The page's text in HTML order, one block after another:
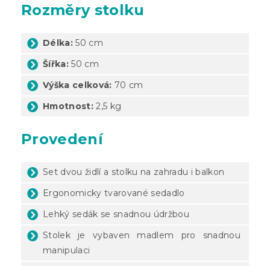
Rozměry stolku
Délka: 50 cm
Šířka: 50 cm
Výška celková: 70 cm
Hmotnost: 2,5 kg
Provedení
Set dvou židlí a stolku na zahradu i balkon
Ergonomicky tvarované sedadlo
Lehký sedák se snadnou údržbou
Stolek je vybaven madlem pro snadnou
manipulaci